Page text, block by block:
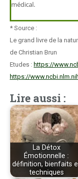
médical.
* Source :
Le grand livre de la
de Christian Brun
Etudes : https://
https://
Lire aussi :
La Détox
Émotionnelle :
définition, bienfaits
techniques